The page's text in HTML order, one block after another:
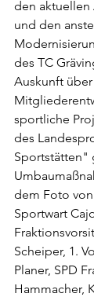
den aktuellen
und den
des TC
Auskunft
sportliche
des
Sportstätten"
dem Foto von
Sportwart
Scheiper, 1.
Planer, SPD
Hammacher,